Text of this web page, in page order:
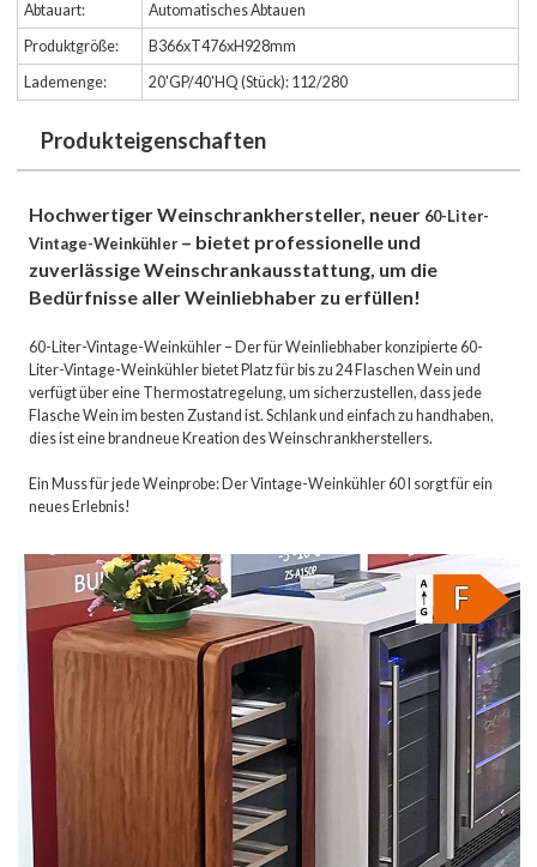
Abtauart:
Automatisches Abtauen
Produktgröße:
B366xT476xH928mm
Lademenge:
20'GP/40'HQ (Stück): 112/280
Produkteigenschaften
Hochwertiger Weinschrankhersteller, neuer 60-Liter-
Vintage-Weinkühler – bietet professionelle und
zuverlässige Weinschrankausstattung, um die
Bedürfnisse aller Weinliebhaber zu erfüllen!
60-Liter-Vintage-Weinkühler – Der für Weinliebhaber konzipierte 60-
Liter-Vintage-Weinkühler bietet Platz für bis zu 24 Flaschen Wein und
verfügt über eine Thermostatregelung, um sicherzustellen, dass jede
Flasche Wein im besten Zustand ist. Schlank und einfach zu handhaben,
dies ist eine brandneue Kreation des Weinschrankherstellers.
Ein Muss für jede Weinprobe: Der Vintage-Weinkühler 60 l sorgt für ein
neues Erlebnis!